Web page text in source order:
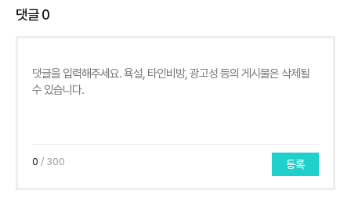
댓글0
0 / 300 등록